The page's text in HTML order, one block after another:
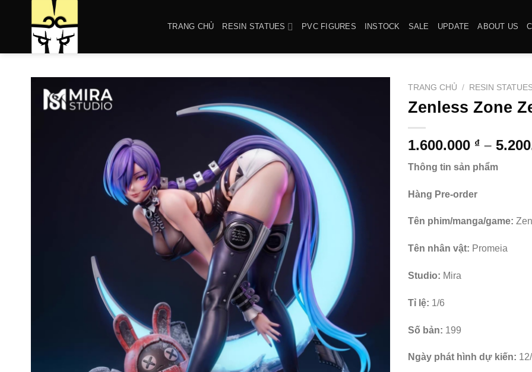
dung
TRANG CHỦ RESIN STATUES PVC FIGURES INSTOCK SALE UPDATE ABOUT US
TRANG CHỦ / RESIN
Zenless Zone
1.600.000 ₫ –
Thông tin sản phẩm
Hàng Pre-order
Tên phim/manga/game:
Tên nhân vật: Promeia
Studio: Mira
Tỉ lệ: 1/6
Số bản: 199
Ngày phát hình dự kiến: